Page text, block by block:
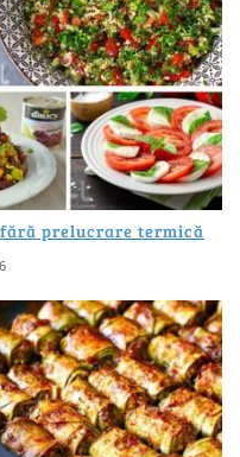
prelucrare termică